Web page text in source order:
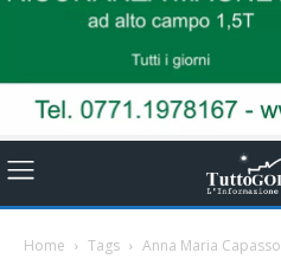
Home Tags Anna Maria Capasso